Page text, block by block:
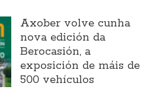
Axober volve cunha
nova edición da
Berocasión, a
exposición de máis de
500 vehículos